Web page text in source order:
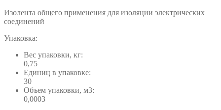
Изолента общего применения для изоляции электрических
соединений
Упаковка:
Вес упаковки, кг:
0,75
Единиц в упаковке:
30
Объем упаковки, м3:
0,0003